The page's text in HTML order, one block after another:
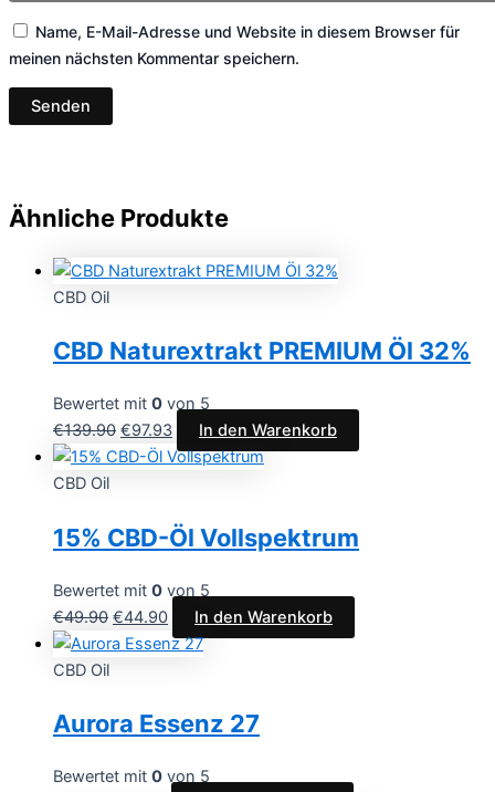
Name, E-Mail-Adresse und Website in diesem Browser für
meinen nächsten Kommentar speichern.
Ähnliche Produkte
CBD Oil
CBD Naturextrakt PREMIUM Öl 32%
Bewertet mit 0 von 5
€139.90 €97.93 In den Warenkorb
CBD Oil
15% CBD-Öl Vollspektrum
Bewertet mit 0 von 5
€49.90 €44.90 In den Warenkorb
CBD Oil
Aurora Essenz 27
Bewertet mit 0 von 5